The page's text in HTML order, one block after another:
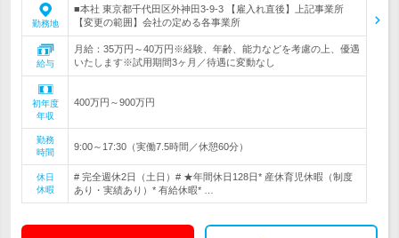
勤務地
■本社 東京都千代田区外神田3-9-3 【雇入れ直後】上記事業所
【変更の範囲】会社の定める各事業所
給与
月給：35万円～40万円※経験、年齢、能力などを考慮の上、優遇
いたします※試用期間3ヶ月／待遇に変動なし
初年度
年収
400万円～900万円
勤務
時間
9:00～17:30（実働7.5時間／休憩60分）
休日
休暇
# 完全週休2日（土日）# ★年間休日128日* 産休育児休暇（制度
あり・実績あり）* 有給休暇* …